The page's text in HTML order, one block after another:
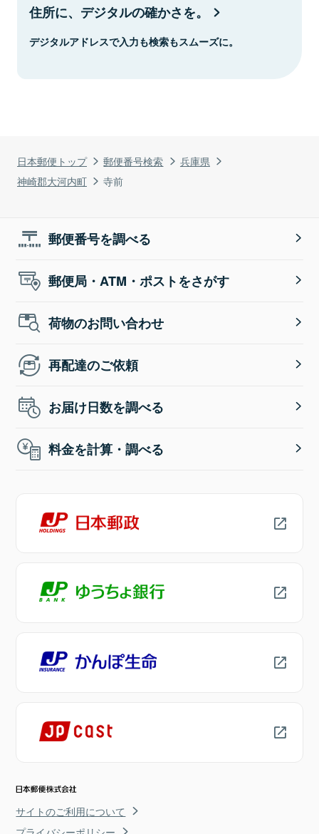
日本郵便トップ 郵便番号検索
兵庫県
神崎郡大河内町
寺前
住所に、デジタルの確かさを。
デジタルアドレスで入力も検索もスムーズに。
郵便番号を調べる
郵便局・ATM・ポストをさがす
荷物のお問い合わせ
再配達のご依頼
お届け日数を調べる
料金を計算・調べる
サイトのご利用について